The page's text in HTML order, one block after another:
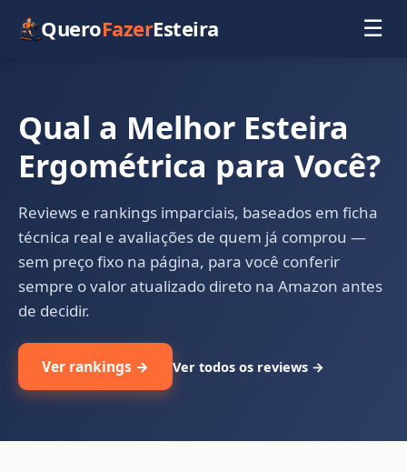
QueroFazerEsteira ☰
Qual a Melhor Esteira
Ergométrica para Você?
Reviews e rankings imparciais, baseados em ficha
técnica real e avaliações de quem já comprou —
sem preço fixo na página, para você conferir
sempre o valor atualizado direto na Amazon antes
de decidir.
Ver rankings → Ver todos os reviews →